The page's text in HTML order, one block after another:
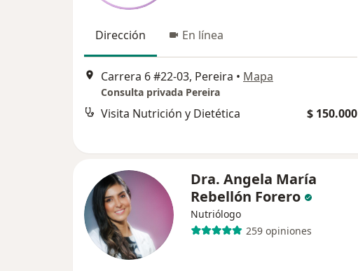
Dirección En línea
Carrera 6 #22-03, Pereira • Mapa
Consulta privada Pereira
Visita Nutrición y Dietética $ 150.000
Dra. Angela María
Rebellón Forero
Nutriólogo
259 opiniones